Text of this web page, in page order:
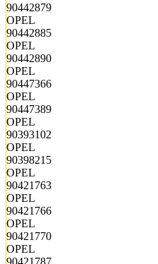
90442879
OPEL
90442885
OPEL
90442890
OPEL
90447366
OPEL
90447389
OPEL
90393102
OPEL
90398215
OPEL
90421763
OPEL
90421766
OPEL
90421770
OPEL
90421787